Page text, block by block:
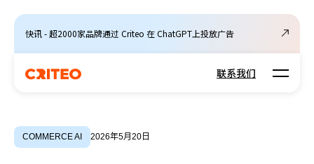
快讯 - 超2000家品牌通过 Criteo 在 ChatGPT上投放广告
联系我们 Open
COMMERCE AI 2026年5月20日